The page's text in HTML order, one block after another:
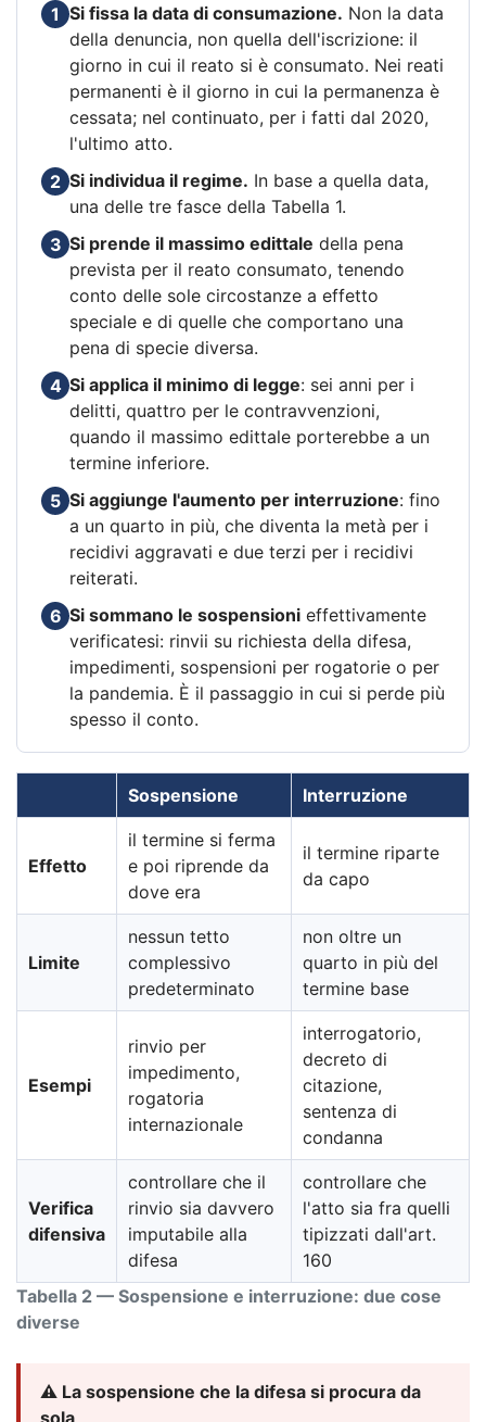
1 Si fissa la data di consumazione. Non la data
della denuncia, non quella dell'iscrizione: il
giorno in cui il reato si è consumato. Nei reati
permanenti è il giorno in cui la permanenza è
cessata; nel continuato, per i fatti dal 2020,
l'ultimo atto.
2 Si individua il regime. In base a quella data,
una delle tre fasce della Tabella 1.
3 Si prende il massimo edittale della pena
prevista per il reato consumato, tenendo
conto delle sole circostanze a effetto
speciale e di quelle che comportano una
pena di specie diversa.
4 Si applica il minimo di legge: sei anni per i
delitti, quattro per le contravvenzioni,
quando il massimo edittale porterebbe a un
termine inferiore.
5 Si aggiunge l'aumento per interruzione: fino
a un quarto in più, che diventa la metà per i
recidivi aggravati e due terzi per i recidivi
reiterati.
6 Si sommano le sospensioni effettivamente
verificatesi: rinvii su richiesta della difesa,
impedimenti, sospensioni per rogatorie o per
la pandemia. È il passaggio in cui si perde più
spesso il conto.
Tabella 2 — Sospensione e interruzione: due cose
diverse
Sospensione Interruzione
Effetto
il termine si ferma
e poi riprende da
dove era
il termine riparte
da capo
Limite
nessun tetto
complessivo
predeterminato
non oltre un
quarto in più del
termine base
Esempi
rinvio per
impedimento,
rogatoria
internazionale
interrogatorio,
decreto di
citazione,
sentenza di
condanna
Verifica
difensiva
controllare che il
rinvio sia davvero
imputabile alla
difesa
controllare che
l'atto sia fra quelli
tipizzati dall'art.
160
⚠️ La sospensione che la difesa si procura da
sola